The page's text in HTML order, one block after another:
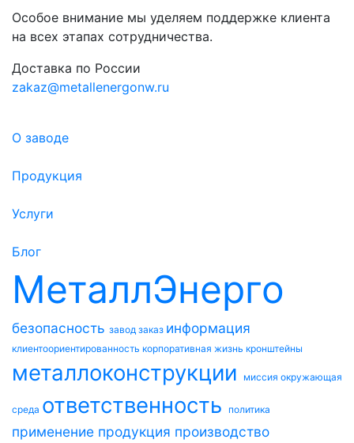
Особое внимание мы уделяем поддержке клиента
на всех этапах сотрудничества.
Доставка по России
zakaz@metallenergonw.ru
О заводе
Продукция
Услуги
Блог
МеталлЭнерго
безопасность завод заказ информация
клиентоориентированность корпоративная жизнь кронштейны
металлоконструкции миссия окружающая
среда ответственность политика
применение продукция производство